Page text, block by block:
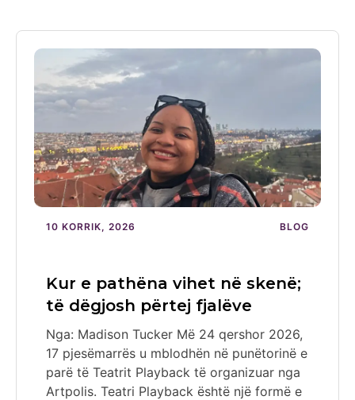
10 KORRIK, 2026 BLOG
Kur e pathëna vihet në skenë;
të dëgjosh përtej fjalëve
Nga: Madison Tucker Më 24 qershor 2026,
17 pjesëmarrës u mblodhën në punëtorinë e
parë të Teatrit Playback të organizuar nga
Artpolis. Teatri Playback është një formë e